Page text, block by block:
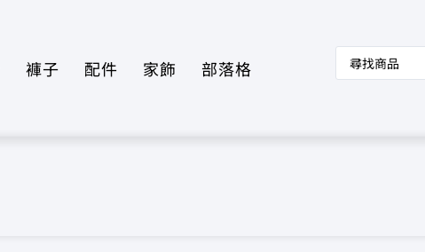
褲子 配件 家飾 部落格